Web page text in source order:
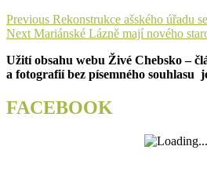
Navigace
pro
příspěvek
Previous Previous
post:
Rekonstrukce ašského úřadu
Next Next
Mariánské Lázně mají nového
Užití obsahu webu Živé Chebsko –
a fotografií bez písemného souhlasu
FACEBOOK